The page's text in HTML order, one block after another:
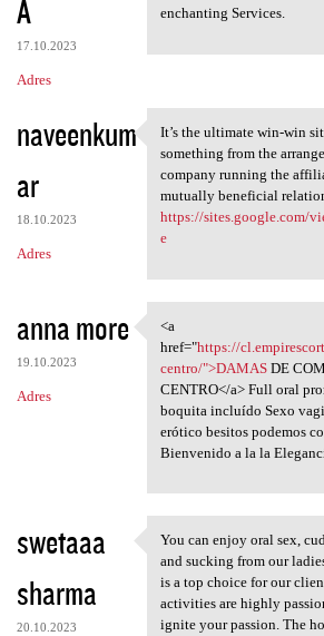
A
17.10.2023
Adres
enchanting Services.
naveenkum
ar
18.10.2023
Adres
It’s the ultimate win-
It’s the ultimate win-win
something from the
company running the
mutually beneficial
https://sites.google.com/
e
anna more
19.10.2023
Adres
<a href="https://cl
<a
href="https://
centro/">DAMASDE
CENTRO</a> Full oral
boquita incluído Sexo
erótico besitos podemos
Bienvenido a la la
swetaaa
sharma
20.10.2023
You can enjoy oral
You can enjoy oral sex,
and sucking from our
is a top choice for our
activities are highly
ignite your passion. The